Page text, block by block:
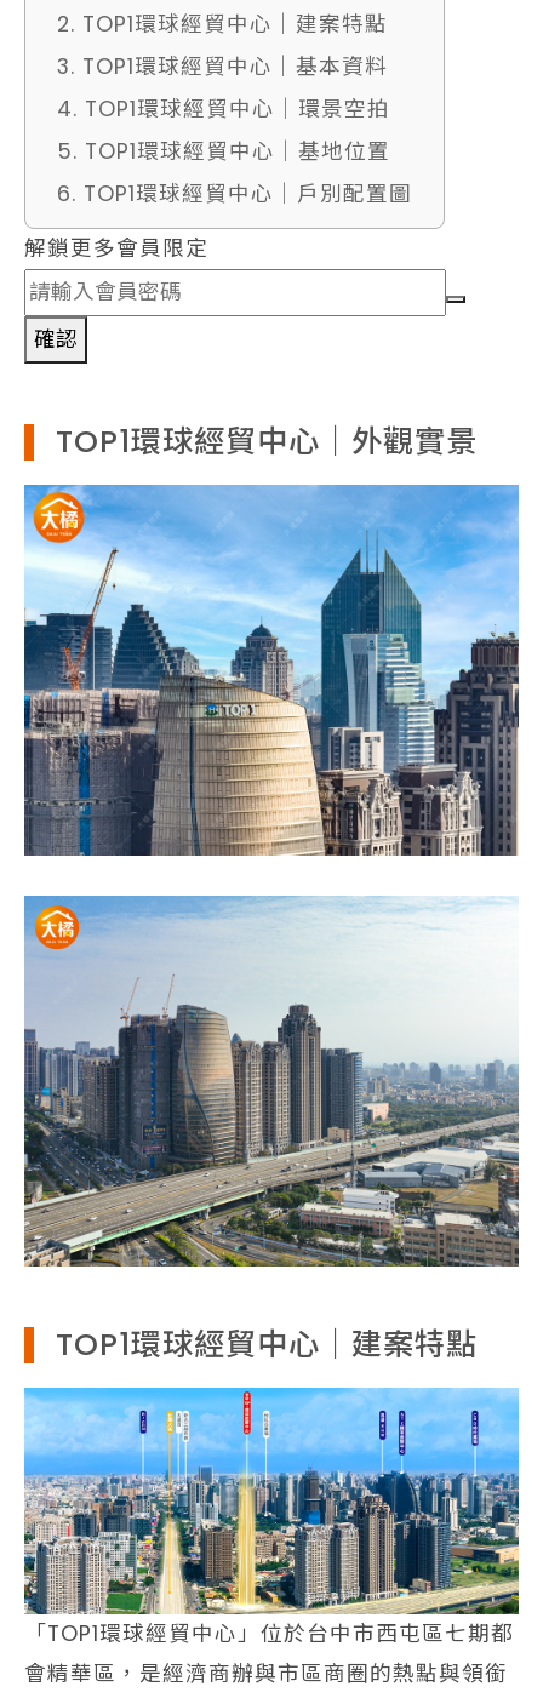
2. TOP1環球經貿中心｜建案特點
3. TOP1環球經貿中心｜基本資料
4. TOP1環球經貿中心｜環景空拍
5. TOP1環球經貿中心｜基地位置
6. TOP1環球經貿中心｜戶別配置圖
解鎖更多會員限定
確認
TOP1環球經貿中心｜外觀實景
TOP1環球經貿中心｜建案特點
「TOP1環球經貿中心」位於台中市西屯區七期都
會精華區，是經濟商辦與市區商圈的熱點與領銜